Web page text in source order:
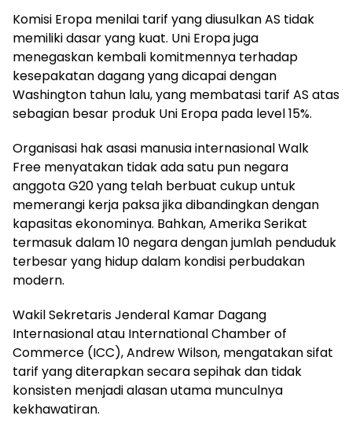
Komisi Eropa menilai tarif yang diusulkan AS tidak
memiliki dasar yang kuat. Uni Eropa juga
menegaskan kembali komitmennya terhadap
kesepakatan dagang yang dicapai dengan
Washington tahun lalu, yang membatasi tarif AS atas
sebagian besar produk Uni Eropa pada level 15%.
Organisasi hak asasi manusia internasional Walk
Free menyatakan tidak ada satu pun negara
anggota G20 yang telah berbuat cukup untuk
memerangi kerja paksa jika dibandingkan dengan
kapasitas ekonominya. Bahkan, Amerika Serikat
termasuk dalam 10 negara dengan jumlah penduduk
terbesar yang hidup dalam kondisi perbudakan
modern.
Wakil Sekretaris Jenderal Kamar Dagang
Internasional atau International Chamber of
Commerce (ICC), Andrew Wilson, mengatakan sifat
tarif yang diterapkan secara sepihak dan tidak
konsisten menjadi alasan utama munculnya
kekhawatiran.